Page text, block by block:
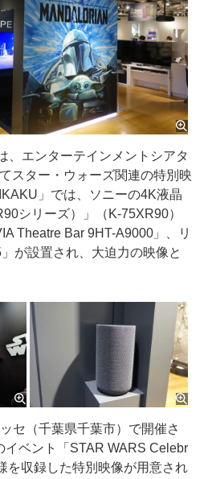
エンターテインメントシアタ
スター・ウォーズ関連の特別映
」では、ソニーの4K液晶
シリーズ）」（K-75XR90）
Theatre Bar 9HT-A9000」、リ
が設置され、大迫力の映像と
セ（千葉県千葉市）で開催さ
イベント「STAR WARS Celebr
を収録した特別映像が用意され